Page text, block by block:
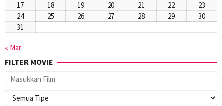
17
18 19 20 21 22
23
24
25 26 27 28 29
30
31
« Mar
FILTER MOVIE